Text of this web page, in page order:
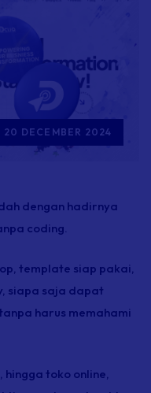
20 DECEMBER 2024
dengan hadirnya
coding.
template siap pakai,
siapa saja dapat
harus memahami
toko online,